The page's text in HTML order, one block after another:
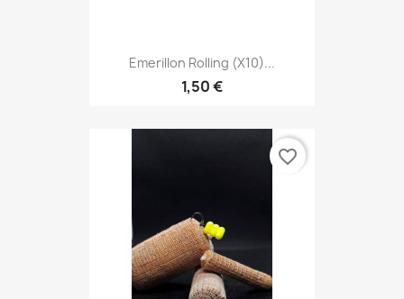
Emerillon Rolling (x10)...
1,50 €
favorite_border